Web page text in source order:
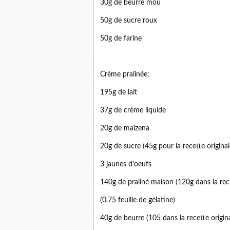
30g de beurre mou
50g de sucre roux
50g de farine
Crème pralinée:
195g de lait
37g de crème liquide
20g de maizena
20g de sucre (45g pour la recette
3 jaunes d'oeufs
140g de praliné maison (120g dans la
(0.75 feuille de gélatine)
40g de beurre (105 dans la recette